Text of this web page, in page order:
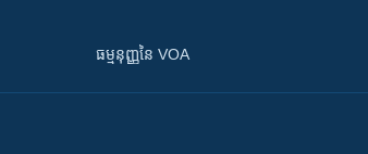
ធម្មនុញ្ញ​នៃ VOA